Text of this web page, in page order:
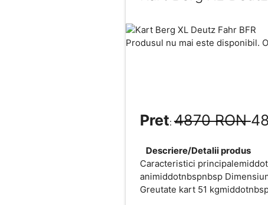
Produsul nu mai este disponibil.
Pret:4870 RON
Descriere/Detalii produs
Caracteristici
animiddotnbspnbsp
Greutate kart 51